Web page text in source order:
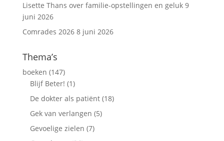
Lisette Thans over familie-opstellingen en geluk 9
juni 2026
Comrades 2026 8 juni 2026
Thema’s
boeken (147)
Blijf Beter! (1)
De dokter als patiënt(18)
Gek van verlangen (5)
Gevoelige zielen (7)